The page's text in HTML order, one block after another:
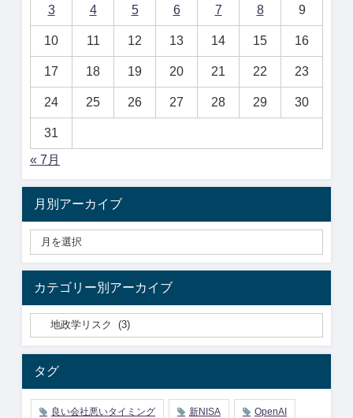
3 4 5 6 7 8 9
10 11 12 13 14 15 16
17 18 19 20 21 22 23
24 25 26 27 28 29 30
31
« 7月
月別アーカイブ
カテゴリー別アーカイブ
タグ
良い会社悪いタイミング 新NISA OpenAI